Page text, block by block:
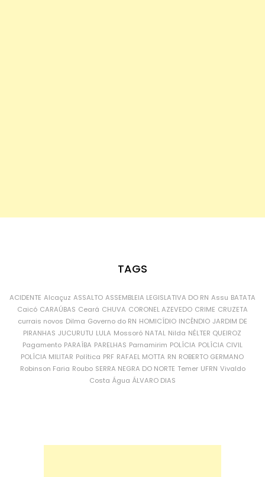
TAGS
ACIDENTE Alcaçuz ASSALTO ASSEMBLEIA LEGISLATIVA DO RN Assu BATATA
Caicó CARAÚBAS Ceará CHUVA CORONEL AZEVEDO CRIME CRUZETA
currais novos Dilma Governo do RN HOMICÍDIO INCÊNDIO JARDIM DE
PIRANHAS JUCURUTU LULA Mossoró NATAL Nilda NÉLTER QUEIROZ
Pagamento PARAÍBA PARELHAS Parnamirim POLÍCIA POLÍCIA CIVIL
POLÍCIA MILITAR Política PRF RAFAEL MOTTA RN ROBERTO GERMANO
Robinson Faria Roubo SERRA NEGRA DO NORTE Temer UFRN Vivaldo
Costa Água ÁLVARO DIAS